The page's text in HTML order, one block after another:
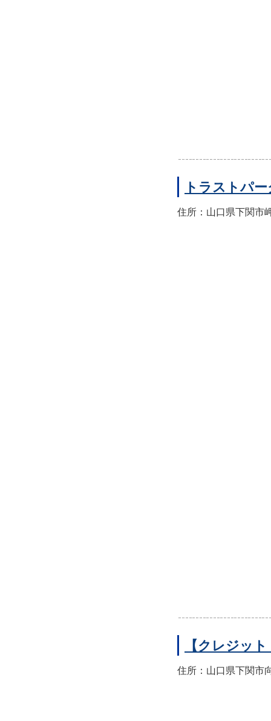
トラストパ
住所：山口県下関市
【クレジッ
住所：山口県下関市